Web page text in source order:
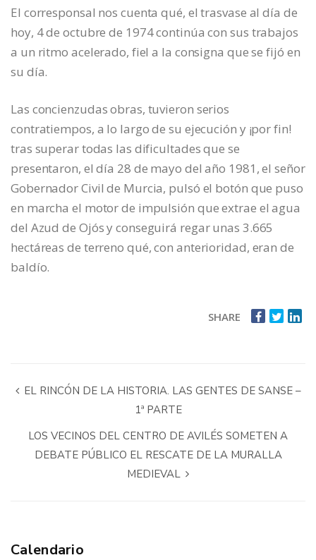
El corresponsal nos cuenta qué, el trasvase al día de
hoy, 4 de octubre de 1974 continúa con sus trabajos
a un ritmo acelerado, fiel a la consigna que se fijó en
su día.
Las concienzudas obras, tuvieron serios
contratiempos, a lo largo de su ejecución y ¡por fin!
tras superar todas las dificultades que se
presentaron, el día 28 de mayo del año 1981, el señor
Gobernador Civil de Murcia, pulsó el botón que puso
en marcha el motor de impulsión que extrae el agua
del Azud de Ojós y conseguirá regar unas 3.665
hectáreas de terreno qué, con anterioridad, eran de
baldío.
SHARE
EL RINCÓN DE LA HISTORIA. LAS GENTES DE SANSE –
1ª PARTE
LOS VECINOS DEL CENTRO DE AVILÉS SOMETEN A
DEBATE PÚBLICO EL RESCATE DE LA MURALLA
MEDIEVAL
Calendario